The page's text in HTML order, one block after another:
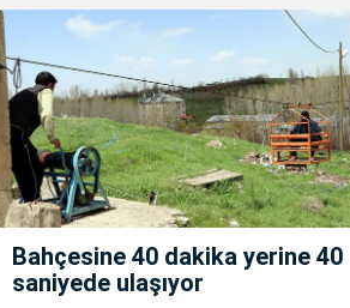
Bahçesine 40 dakika yerine 40
saniyede ulaşıyor